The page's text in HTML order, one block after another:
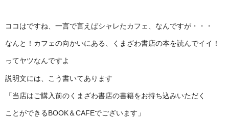
ココはですね、一言で言えばシャレたカフェ、なんですが・・・
なんと！カフェの向かいにある、くまざわ書店の本を読んでイイ！
ってヤツなんですよ
説明文には、こう書いてあります
「当店はご購入前のくまざわ書店の書籍をお持ち込みいただく
ことができるBOOK＆CAFEでございます」